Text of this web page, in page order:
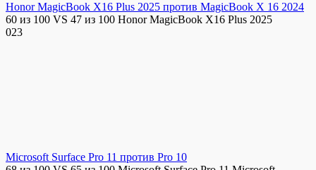
Honor MagicBook X16 Plus 2025 против MagicBook X 16 2024
60 из 100 VS 47 из 100 Honor MagicBook X16 Plus 2025
023
Microsoft Surface Pro 11 против Pro 10